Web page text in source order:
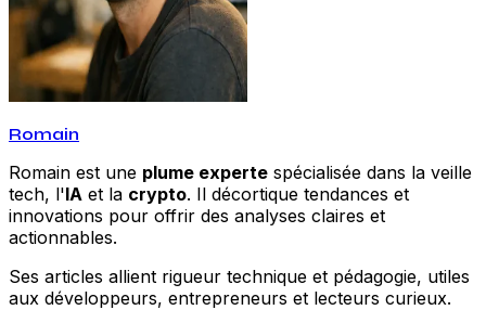
Romain
Romain est une plume experte spécialisée dans la veille
tech, l'IA et la crypto. Il décortique tendances et
innovations pour offrir des analyses claires et
actionnables.
Ses articles allient rigueur technique et pédagogie, utiles
aux développeurs, entrepreneurs et lecteurs curieux.